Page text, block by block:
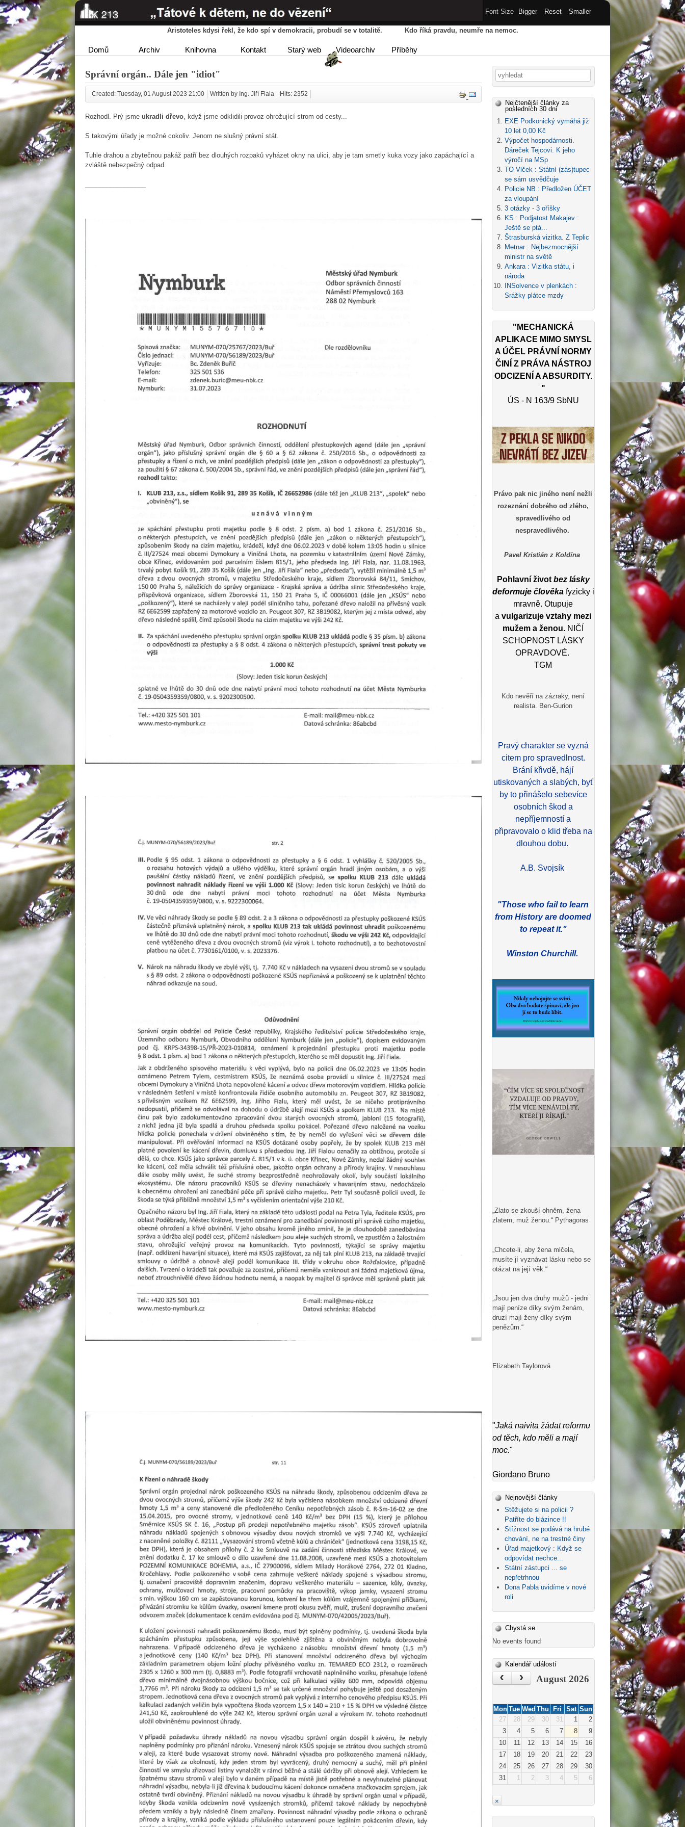
Font Size Bigger Reset Smaller
HOME AGENDA
Aristoteles kdysi řekl, že kdo spí v demokracii, probudí se v totalitě. Kdo říká pravdu, neumře na nemoc.
Domů Archiv Knihovna Kontakt Starý web Videoarchiv Příběhy
Správní orgán.. Dále jen "idiot"
Created: Tuesday, 01 August 2023 21:00 Written by Ing. Jiří Fiala Hits: 2352
Rozhodl. Prý jsme ukradli dřevo , když jsme odklidili provoz ohrožující strom od cesty...
S takovými úřady je možné cokoliv. Jenom ne slušný právní stát.
Tuhle drahou a zbytečnou pakáž patří bez dlouhých rozpaků vyházet okny na ulici, aby je tam smetly kuka vozy jako zapáchající a
zvláště nebezpečný odpad.
Vyhledávání
Nejčtenější články za
posledních 30 dni
EXE Podkonický vymáhá již
10 let 0,00 Kč
Výpočet hospodárnosti.
Dáreček Tejcovi. K jeho
výročí na MSp
TO Vlček : Státní (zás)tupec
se sám usvědčuje
Policie NB : Předložen ÚČET
za vloupání
3 otázky - 3 oříšky
KS : Podjatost Makajev :
Ještě se ptá...
Štrasburská vizitka. Z Teplic
Metnar : Nejbezmocnější
ministr na světě
Ankara : Vizitka státu, i
národa
INSolvence v plenkách :
Srážky plátce mzdy
"MECHANICKÁ
APLIKACE MIMO SMYSL
A ÚČEL PRÁVNÍ NORMY
ČINÍ Z PRÁVA NÁSTROJ
ODCIZENÍ A ABSURDITY.
"
ÚS - N 163/9 SbNU
Právo pak nic jiného není nežli
rozeznání dobrého od zlého,
spravedlivého od
nespravedlivého.
Pavel Kristián z Koldína
Pohlavní život bez lásky
deformuje člověkafyzicky i
mravně. Otupuje
avulgarizuje vztahy mezi
mužem a ženou. NIČÍ
SCHOPNOST LÁSKY
OPRAVDOVÉ.
TGM
Kdo nevěří na zázraky, není
realista. Ben-Gurion
Pravý charakter se vyzná
citem pro spravedlnost.
Brání křivdě, hájí
utiskovaných a slabých, byť
by to přinášelo sebevíce
osobních škod a
nepříjemností a
připravovalo o klid třeba na
dlouhou dobu.
A.B. Svojsík
"Those who fail to learn
from History are doomed
to repeat it."
Winston Churchill.
„Zlato se zkouší ohněm, žena
zlatem, muž ženou.“ Pythagoras
„Chcete-li, aby žena mlčela,
musíte jí vyznávat lásku nebo se
otázat na její věk.“
„Jsou jen dva druhy mužů - jedni
mají peníze díky svým ženám,
druzí mají ženy díky svým
penězům.“
Elizabeth Taylorová
"Jaká naivita žádat reformu
od těch, kdo měli a mají
moc."
Giordano Bruno
Nejnovější články
Stěžujete si na policii ?
Patříte do blázince !!
Stížnost se podává na hrubé
chování, ne na trestné činy
Úřad majetkový : Když se
odpovídat nechce...
Státní zástupci ... se
nepřetrhnou
Dona Pabla uvidíme v nové
roli
Chystá se
No events found
Kalendář událostí
‹ › August 2026
Mon Tue Wed Thu Fri Sat Sun
27
28 29 30 31 1
2
3
4 5 6 7 8
9
10
11 12 13 14 15
16
17
18 19 20 21 22
23
24
25 26 27 28 29
30
31
1 2 3 4 5 6
×